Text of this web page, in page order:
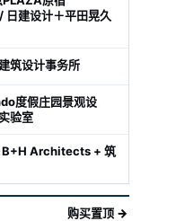
日建设计＋平田晃久
筑设计事务所
度假庄园景观设
验室
B+H Architects + 筑
购买置顶 →